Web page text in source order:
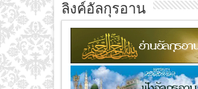
ลิงค์อัลกุรอาน